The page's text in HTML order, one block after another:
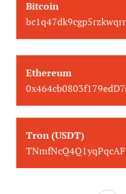
Bitcoin
Ethereum
Tron (USDT)